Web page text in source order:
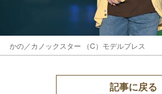
かの／カノックスター （C）モデルプレス
記事に戻る